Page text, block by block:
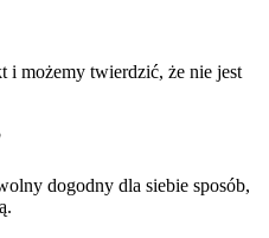
i możemy twierdzić, że nie jest
dogodny dla siebie sposób,